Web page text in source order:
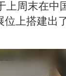
上周末在中
位上搭建出